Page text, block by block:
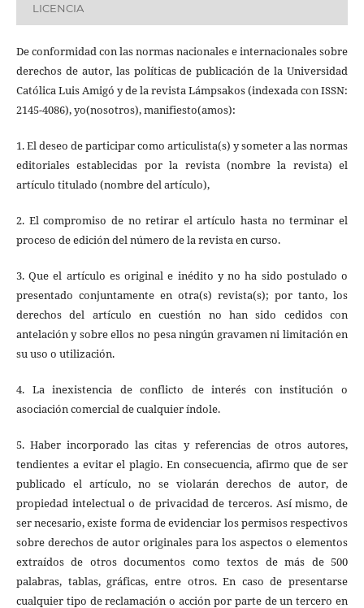
LICENCIA
De conformidad con las normas nacionales e internacionales sobre
derechos de autor, las políticas de publicación de la Universidad
Católica Luis Amigó y de la revista Lámpsakos (indexada con ISSN:
2145-4086), yo(nosotros), manifiesto(amos):
1. El deseo de participar como articulista(s) y someter a las normas
editoriales establecidas por la revista (nombre la revista) el
artículo titulado (nombre del artículo),
2. El compromiso de no retirar el artículo hasta no terminar el
proceso de edición del número de la revista en curso.
3. Que el artículo es original e inédito y no ha sido postulado o
presentado conjuntamente en otra(s) revista(s); por tanto, los
derechos del artículo en cuestión no han sido cedidos con
antelación y sobre ellos no pesa ningún gravamen ni limitación en
su uso o utilización.
4. La inexistencia de conflicto de interés con institución o
asociación comercial de cualquier índole.
5. Haber incorporado las citas y referencias de otros autores,
tendientes a evitar el plagio. En consecuencia, afirmo que de ser
publicado el artículo, no se violarán derechos de autor, de
propiedad intelectual o de privacidad de terceros. Así mismo, de
ser necesario, existe forma de evidenciar los permisos respectivos
sobre derechos de autor originales para los aspectos o elementos
extraídos de otros documentos como textos de más de 500
palabras, tablas, gráficas, entre otros. En caso de presentarse
cualquier tipo de reclamación o acción por parte de un tercero en